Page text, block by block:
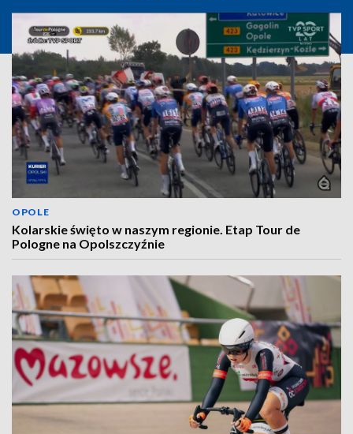
OPOLE
Kolarskie święto w naszym regionie. Etap Tour de
Pologne na Opolszczyźnie